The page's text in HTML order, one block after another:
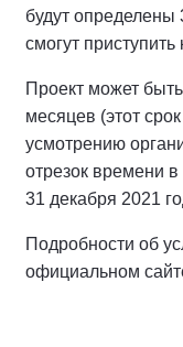
будут определены
смогут
Проект может
месяцев (этот
усмотрению
отрезок времени
31 декабря 2021
Подробности об
официальном